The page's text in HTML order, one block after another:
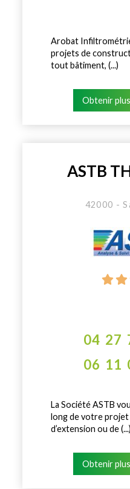
Arobat
projets de
tout bâtiment, (...)
Obtenir
ASTB
42000 -
04 27
06 11
La Société ASTB
long de votre
d’extension ou de (...)
Obtenir